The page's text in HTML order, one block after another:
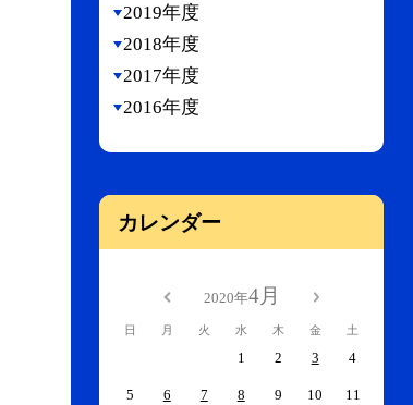
2019年度
2018年度
2017年度
2016年度
カレンダー
2020年4月
日 月 火 水 木 金 土
1 2 3 4
5 6 7 8 9 10 11